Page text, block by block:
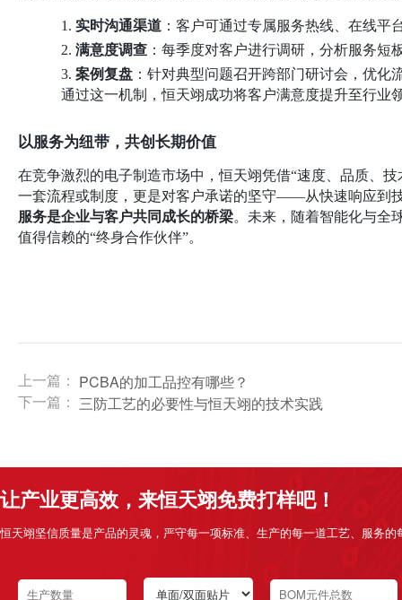
1. 实时沟通渠道 ：客户可通过专属服务热线、在线
2. 满意度调查 ：每季度对客户进行调研，分析服务短
3. 案例复盘 ：针对典型问题召开跨部门研讨会，优化
通过这一机制，恒天翊成功将客户满意度提升至行业
以服务为纽带，共创长期价值
在竞争激烈的电子制造市场中，恒天翊凭借“速度、品质、
一套流程或制度，更是对客户承诺的坚守——从快速响应到
服务是企业与客户共同成长的桥梁。未来，随着智能化与全
值得信赖的“终身合作伙伴”。
上一篇： PCBA的加工品控有哪些？
下一篇： 三防工艺的必要性与恒天翊的技术实践
让产业更高效，来恒天翊免费打样吧！
恒天翊坚信质量是产品的灵魂，严守每一项标准、生产的每一道工艺、服务的